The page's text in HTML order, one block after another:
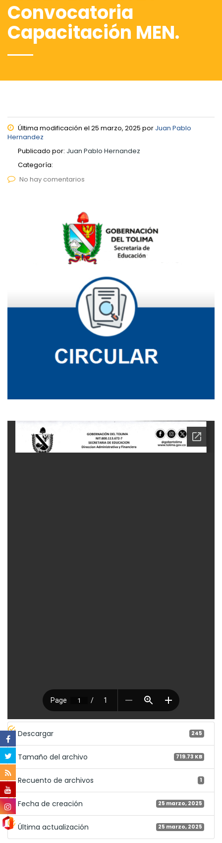
Convocatoria
Capacitación MEN.
Última modificación el 25 marzo, 2025 por Juan Pablo
Hernandez
Publicado por: Juan Pablo Hernandez
Categoría:
No hay comentarios
Descargar 245
Tamaño del archivo 719.73 KB
Recuento de archivos 1
Fecha de creación 25 marzo, 2025
Última actualización 25 marzo, 2025